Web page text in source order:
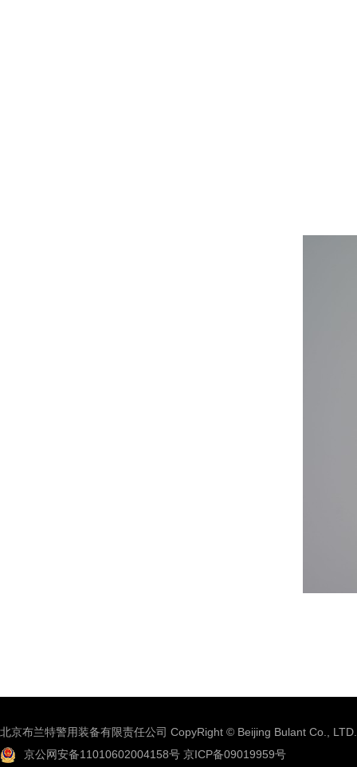
北京布兰特警用装备有限责任公司 CopyRight © Beijing Bulant Co., LTD.
京公网安备11010602004158号 京ICP备09019959号